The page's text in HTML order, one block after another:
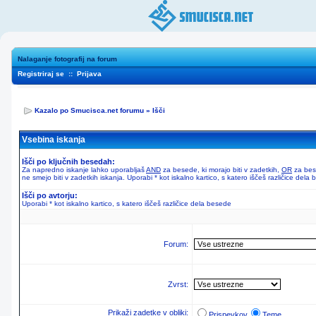
Nalaganje fotografij na forum
Registriraj se :: Prijava
Kazalo po Smucisca.net forumu » Išči
Vsebina iskanja
Išči po ključnih besedah:
Za napredno iskanje lahko uporabljašAND za besede, ki morajo biti v zadetkih, OR za
ne smejo biti v zadetkih iskanja. Uporabi * kot iskalno kartico, s katero iščeš različice dela
Išči po avtorju:
Uporabi * kot iskalno kartico, s katero iščeš različice dela besede
Forum:
Zvrst:
Prikaži zadetke v obliki: